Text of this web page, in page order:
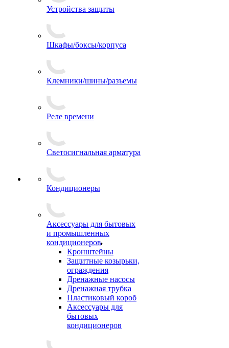
Устройства защиты
Шкафы/боксы/корпуса
Клемники/шины/разъемы
Реле времени
Светосигнальная арматура
Кондиционеры
Аксессуары для бытовых
и промышленных
кондиционеров
Кронштейны
Защитные козырьки,
ограждения
Дренажные насосы
Дренажная трубка
Пластиковый короб
Аксессуары для
бытовых
кондиционеров